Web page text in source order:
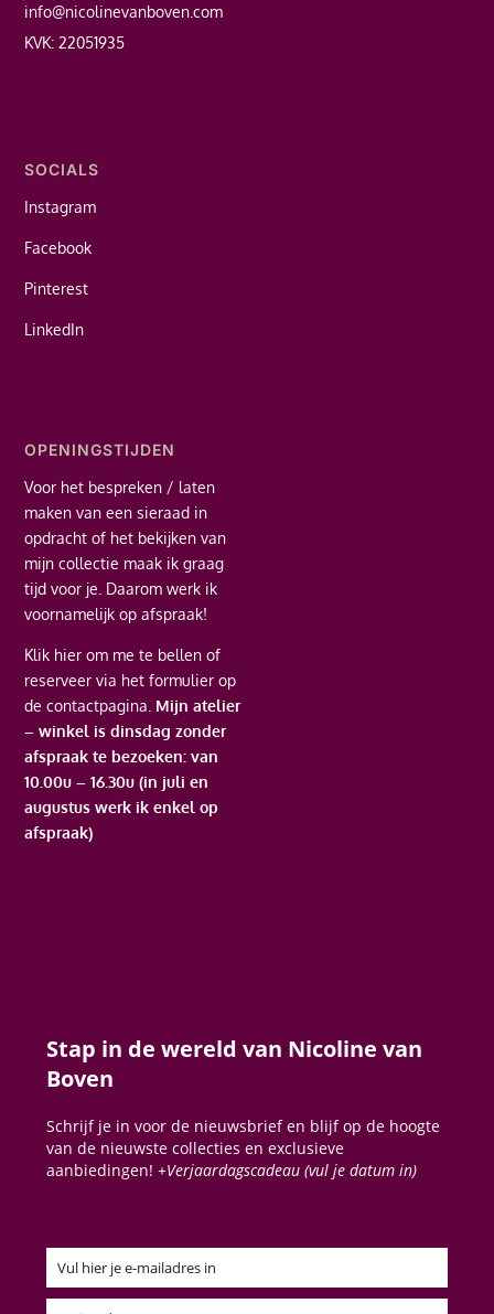
info@nicolinevanboven.com
KVK: 22051935
SOCIALS
Instagram
Facebook
Pinterest
LinkedIn
OPENINGSTIJDEN
Voor het bespreken / laten
maken van een sieraad in
opdracht of het bekijken van
mijn collectie maak ik graag
tijd voor je. Daarom werk ik
voornamelijk op afspraak!
Klik hier om me te bellen of
reserveer via het formulier op
de contactpagina. Mijn atelier
– winkel is dinsdag zonder
afspraak te bezoeken: van
10.00u – 16.30u (in juli en
augustus werk ik enkel op
afspraak)
Stap in de wereld van Nicoline van
Boven
Schrijf je in voor de nieuwsbrief en blijf op de hoogte
van de nieuwste collecties en exclusieve
aanbiedingen!+Verjaardagscadeau (vul je datum in)
Email
Vul hier je e-mailadres in